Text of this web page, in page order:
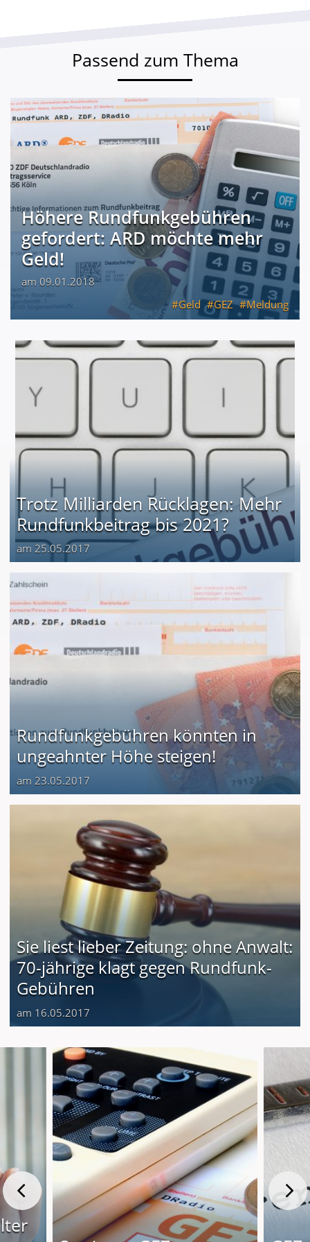
Passend zum Thema
Höhere Rundfunkgebühren
gefordert: ARD möchte mehr
Geld!
am 09.01.2018
Geld
GEZ Meldung
Trotz Milliarden Rücklagen: Mehr
Rundfunkbeitrag bis 2021?
am 25.05.2017
Rundfunkgebühren könnten in
ungeahnter Höhe steigen!
am 23.05.2017
Sie liest lieber Zeitung: ohne Anwalt:
70-jährige klagt gegen Rundfunk-
Gebühren
am 16.05.2017